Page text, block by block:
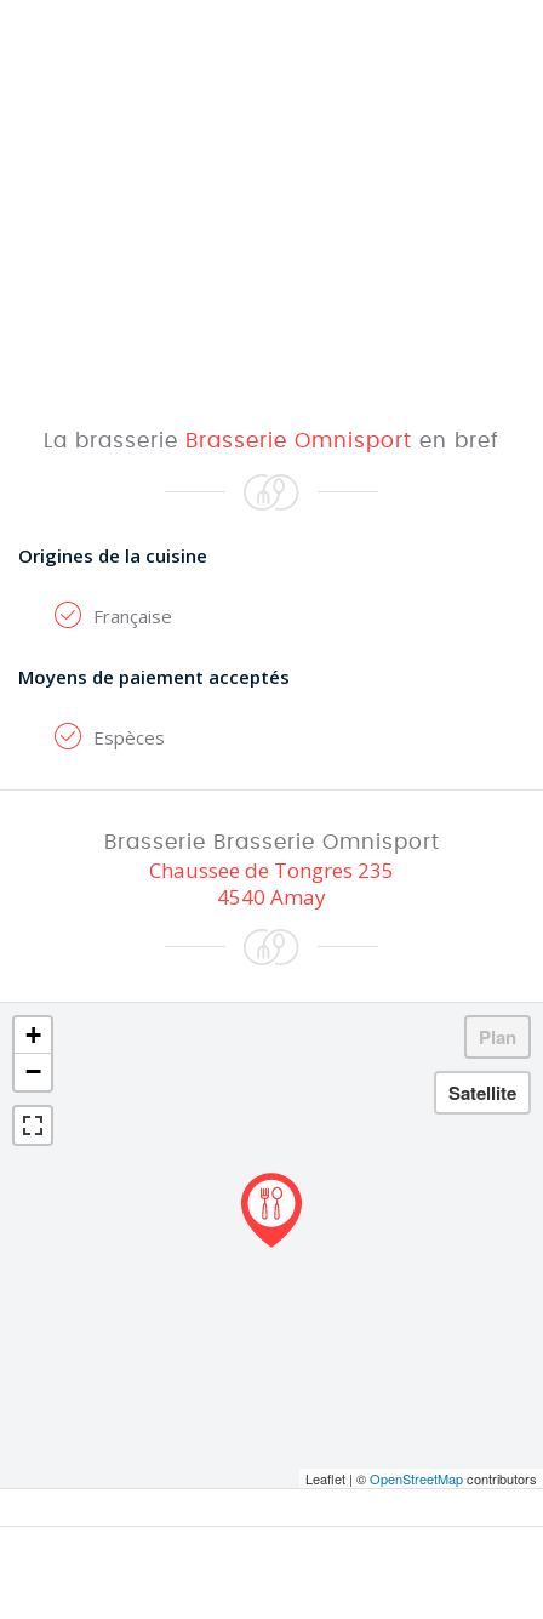
La brasserie Brasserie Omnisport en bref
Origines de la cuisine
Française
Moyens de paiement acceptés
Espèces
Brasserie Brasserie Omnisport
Chaussee de Tongres 235
4540 Amay
+
−
Leaflet | ©OpenStreetMapcontributors